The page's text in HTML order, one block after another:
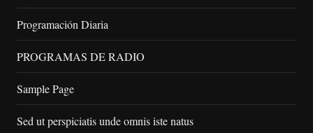
Programación Diaria
PROGRAMAS DE RADIO
Sample Page
Sed ut perspiciatis unde omnis iste natus